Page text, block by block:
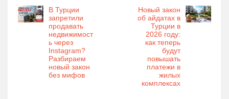
В Турции
запретили
продавать
недвижимост
ь через
Instagram?
Разбираем
новый закон
без мифов
Новый закон
об айдатах в
Турции в
2026 году:
как теперь
будут
повышать
платежи в
жилых
комплексах